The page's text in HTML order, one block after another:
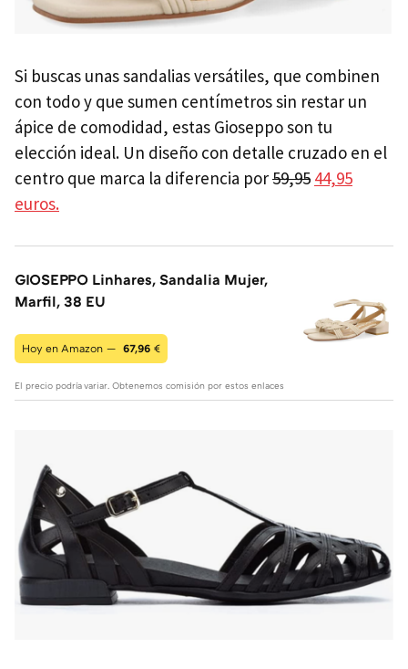
Si buscas unas sandalias versátiles, que combinen
con todo y que sumen centímetros sin restar un
ápice de comodidad, estas Gioseppo son tu
elección ideal. Un diseño con detalle cruzado en el
centro que marca la diferencia por59,95 44,95
euros.
GIOSEPPO Linhares, Sandalia Mujer,
Marfil, 38 EU
Hoy en Amazon — 67,96 €
El precio podría variar. Obtenemos comisión por estos enlaces